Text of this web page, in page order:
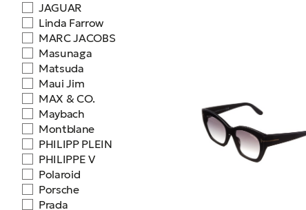
JAGUAR
Linda Farrow
MARC JACOBS
Masunaga
Matsuda
Maui Jim
MAX & CO.
Maybach
Montblane
PHILIPP PLEIN
PHILIPPE V
Polaroid
Porsche
Prada